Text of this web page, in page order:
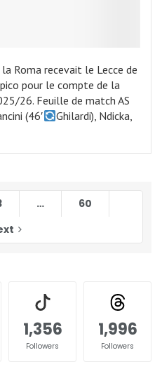
Roma recevait le Lecce de
pour le compte de la
26. Feuille de match AS
(46′
Ghilardi), Ndicka,
…
60
1,356
Followers
1,996
Followers